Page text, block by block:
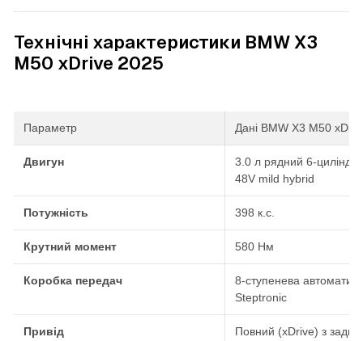
Технічні характеристики BMW X3
M50 xDrive 2025
Параметр Дані BMW X3 M50
Двигун
3.0 л рядний 6-
48V mild hybrid
Потужність 398 к.с.
Крутний момент 580 Нм
Коробка передач
8-ступенева
Steptronic
Привід
Повний (xDrive) з